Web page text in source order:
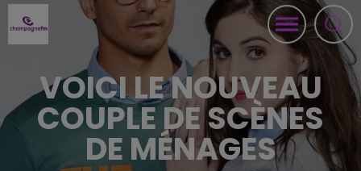
VOICI LE NOUVEAU
COUPLE DE SCÈNES
DE MÉNAGES